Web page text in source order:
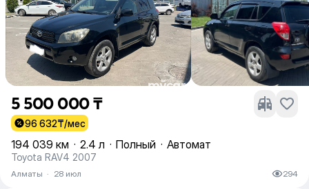
5 500 000 ₸
96 632₸/мес
194 039 км · 2.4 л · Полный · Автомат
Toyota RAV4 2007
Алматы · 28 июл 294